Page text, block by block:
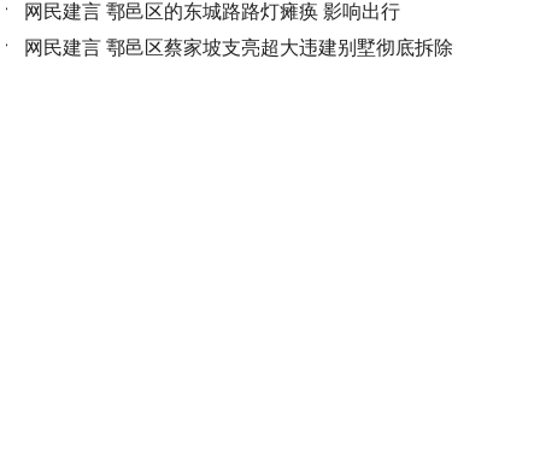
网民建言 鄠邑区的东城路路灯瘫痪 影响出行
网民建言 鄠邑区蔡家坡支亮超大违建别墅彻底拆除